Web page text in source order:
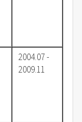
2004.07 -
2009.11